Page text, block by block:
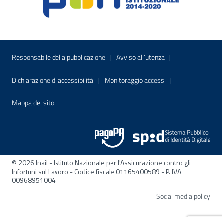
Menu di servizio
Responsabile della pubblicazione Sito interno - Apre in una nuova
Avviso all’utenza Sito interno -
Dichiarazione di accessibilità Sito interno - Apre in una nuova finestra
Monitoraggio accessi Sito interno -
Mappa del sitoSito interno - Apre nella stessa finestra
© 2026 Inail - Istituto Nazionale per l'Assicurazione contro gli
Infortuni sul Lavoro - Codice fiscale 01165400589 - P. IVA
00968951004
Social media policy